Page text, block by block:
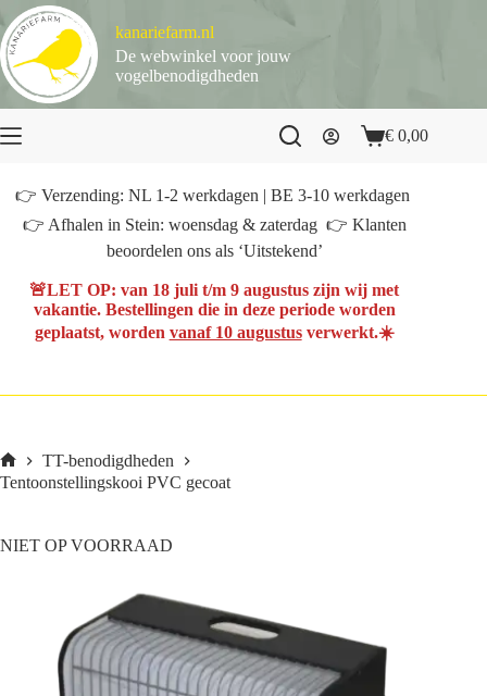
naar
de
inhoud
kanariefarm.nl
De webwinkel voor jouw
vogelbenodigdheden
Winkelwagen
€ 0,00
👉 Verzending: NL 1-2 werkdagen | BE 3-10 werkdagen
👉 Afhalen in Stein: woensdag & zaterdag 👉 Klanten
beoordelen ons als ‘Uitstekend’
🚨LET OP: van 18 juli t/m 9 augustus zijn wij met
vakantie. Bestellingen die in deze periode worden
geplaatst, worden vanaf 10 augustusverwerkt.☀️
Home
TT-benodigdheden
Tentoonstellingskooi PVC gecoat
NIET OP VOORRAAD